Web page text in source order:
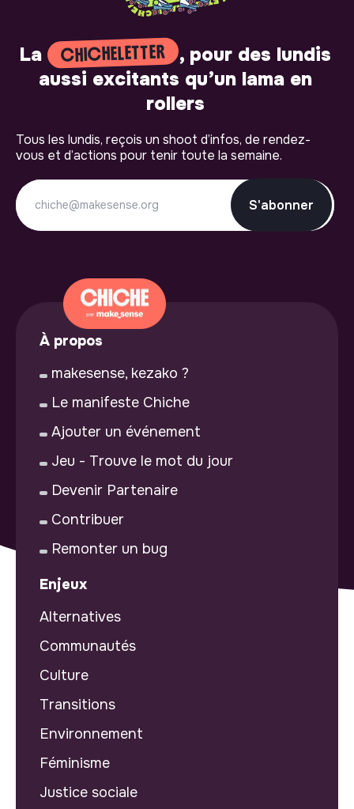
La CHICHELETTER
, pour des lundis
aussi excitants qu’un lama en
rollers
Tous les lundis, reçois un shoot d’infos, de rendez-
vous et d’actions pour tenir toute la semaine.
S'abonner
À propos
makesense, kezako ?
Le manifeste Chiche
Ajouter un événement
Jeu - Trouve le mot du jour
Devenir Partenaire
Contribuer
Remonter un bug
Enjeux
Alternatives
Communautés
Culture
Transitions
Environnement
Féminisme
Justice sociale